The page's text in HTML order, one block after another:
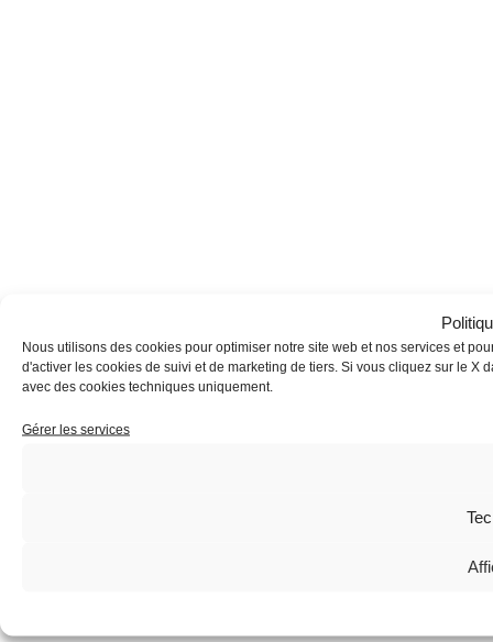
Nous utilisons des cookies pour optimiser notre site web et nos services et
d'activer les cookies de suivi et de marketing de tiers. Si vous cliquez sur le
avec des cookies techniques uniquement.
Gérer les services